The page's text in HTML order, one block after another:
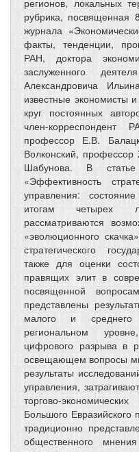
регионов, локальных
рубрика, посвященная
журнала
факты, тенденции,
РАН, доктора
заслуженного
Александровича
известные экономисты
круг постоянных
член-
профессор Е.В.
Волконский,
Шабунова. В
«Эффективность
управления:
итогам четырех
рассматриваются
«эволюционного
стратегического
также для оценки
правящих элит в
посвященной
представлены
малого и среднего
региональном
цифрового разрыва в
освещающем вопросы
результаты
управления,
торгово-
Большого Евразийского
традиционно
общественного